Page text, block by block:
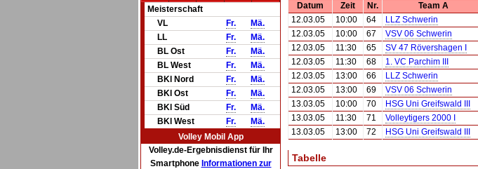
Meisterschaft
VL
Fr.
Mä.
LL
Fr.
Mä.
BL Ost
Fr.
Mä.
BL West
Fr.
Mä.
BKl Nord
Fr.
Mä.
BKl Ost
Fr.
Mä.
BKl Süd
Fr.
Mä.
BKl West
Fr.
Mä.
Volley Mobil App
Volley.de-Ergebnisdienst für Ihr
Smartphone Informationen zur
Datum Zeit Nr. Team A
12.03.05
10:00 64 LLZ Schwerin
12.03.05
10:00 67 VSV 06 Schwerin
12.03.05
11:30 65 SV 47 Rövershagen I
12.03.05
11:30 68 1. VC Parchim III
12.03.05
13:00 66 LLZ Schwerin
12.03.05
13:00 69 VSV 06 Schwerin
13.03.05
10:00 70 HSG Uni Greifswald III
13.03.05
11:30 71 Volleytigers 2000 I
13.03.05
13:00 72 HSG Uni Greifswald III
Tabelle